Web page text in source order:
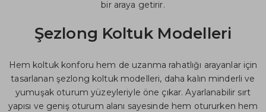
bir araya getirir.
Şezlong Koltuk Modelleri
Hem koltuk konforu hem de uzanma rahatlığı arayanlar için
tasarlanan şezlong koltuk modelleri, daha kalın minderli ve
yumuşak oturum yüzeyleriyle öne çıkar. Ayarlanabilir sırt
yapısı ve geniş oturum alanı sayesinde hem otururken hem